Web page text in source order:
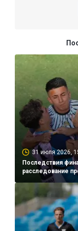
31 июля 2026,
Последствия
расследование